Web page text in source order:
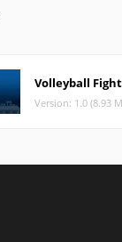
Volleyball Fight
Version: 1.0 (8.93